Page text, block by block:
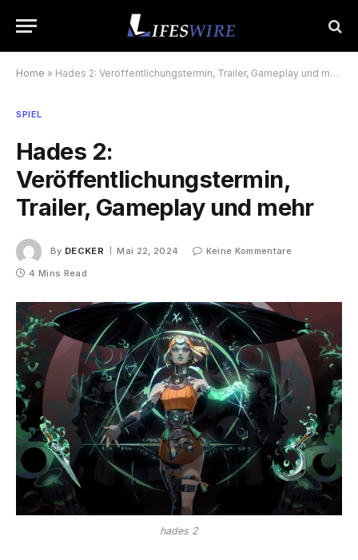
Home » Hades 2: Veröffentlichungstermin, Trailer, Gameplay und mehr
SPIEL
Hades 2:
Veröffentlichungstermin,
Trailer, Gameplay und mehr
By DECKER Mai 22, 2024
Keine Kommentare
4 Mins Read
hades 2